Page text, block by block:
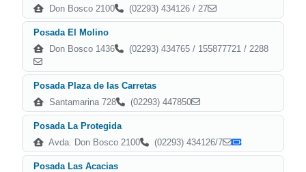
Don Bosco 2100
(02293) 434126 / 27
Posada El Molino
Don Bosco 1436
(02293) 434765 / 155877721 / 2288
Posada Plaza de las Carretas
Santamarina 728
(02293) 447850
Posada La Protegida
Avda. Don Bosco 2100
(02293) 434126/7
Posada Las Acacias